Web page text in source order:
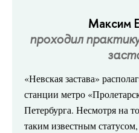
Максим
проходил
«Невскаязастава»
станции метро
Петербурга. Несмотря на
таким известным